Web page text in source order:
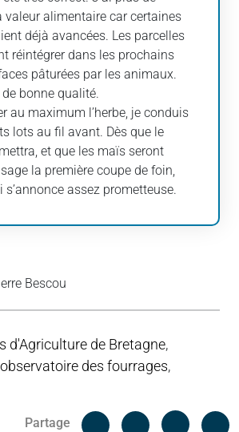
valeur alimentaire car certaines
déjà avancées. Les parcelles
réintégrer dans les prochains
pâturées par les animaux.
de bonne qualité.
au maximum l’herbe, je conduis
lots au fil avant. Dès que le
et que les maïs seront
la première coupe de foin,
s’annonce assez prometteuse.
Bescou
d'Agriculture de Bretagne,
observatoire des fourrages,
Partage
Facebook